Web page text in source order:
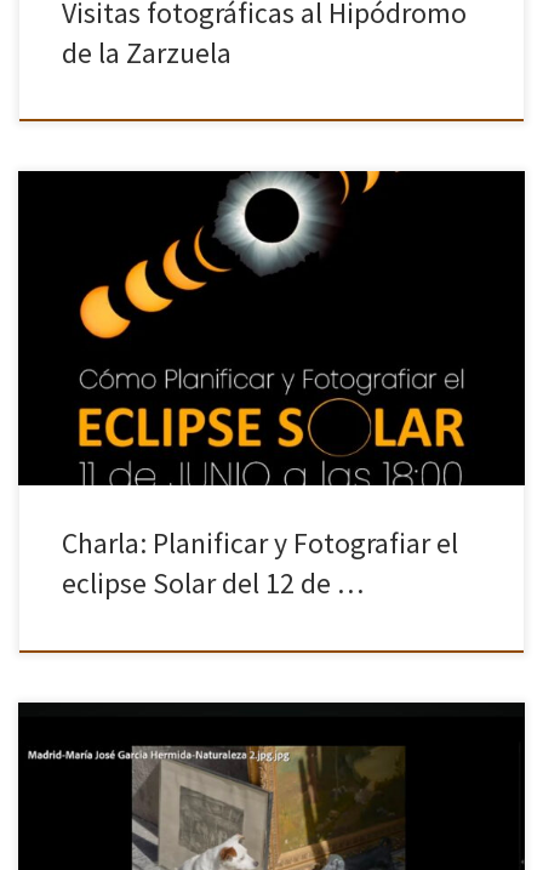
Visitas fotográficas al Hipódromo
de la Zarzuela
Durante el atardecer del miércoles 12 de agosto de 2026 tendrá
lugar el primer eclipse total de Sol, visible en España. Nuestro
Charla: Planificar y Fotografiar el
eclipse Solar del 12 de …
En la edición de 2026 han tenido un gran éxito de los participantes
de Cámara en mano. Aunque la participación ha sido solo de